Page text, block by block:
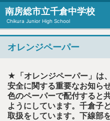
南房総市立千倉中学校
Chikura Junior High School
オレンジペーパー
★「オレンジペーパー」は
安全に関する重要なお知ら
色のペーパーで配付すると
ようにしています。千倉子
取扱をしています。下線部